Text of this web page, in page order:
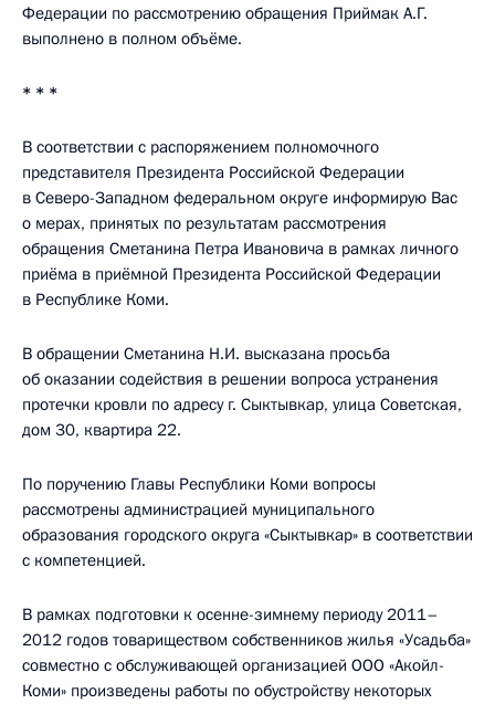
Федерации по рассмотрению обращения Приймак А.Г.
выполнено в полном объёме.
* * *
В соответствии с распоряжением полномочного
представителя Президента Российской Федерации
в Северо-Западном федеральном округе информирую Вас
о мерах, принятых по результатам рассмотрения
обращения Сметанина Петра Ивановича в рамках личного
приёма в приёмной Президента Российской Федерации
в Республике Коми.
В обращении Сметанина Н.И. высказана просьба
об оказании содействия в решении вопроса устранения
протечки кровли по адресу г. Сыктывкар, улица Советская,
дом 30, квартира 22.
По поручению Главы Республики Коми вопросы
рассмотрены администрацией муниципального
образования городского округа «Сыктывкар» в соответствии
с компетенцией.
В рамках подготовки к осенне-зимнему периоду 2011–
2012 годов товариществом собственников жилья «Усадьба»
совместно с обслуживающей организацией ООО «Акойл-
Коми» произведены работы по обустройству некоторых